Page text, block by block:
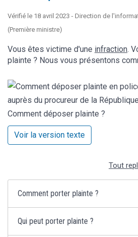
Vérifié le 18 avril 2023 - Direction de
(Première ministre)
Vous êtes victime d'une infraction.
plainte ? Nous vous présentons
Comment déposer plainte ?
Voir la version texte
Tout
Comment porter plainte ?
Qui peut porter plainte ?